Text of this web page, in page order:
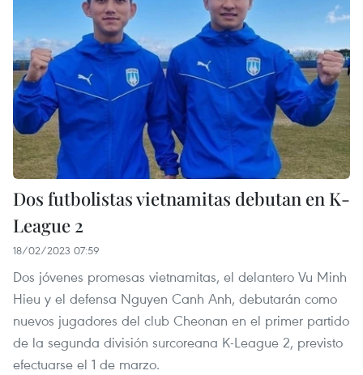
Dos futbolistas vietnamitas debutan en K-
League 2
18/02/2023 07:59
Dos jóvenes promesas vietnamitas, el delantero Vu Minh
Hieu y el defensa Nguyen Canh Anh, debutarán como
nuevos jugadores del club Cheonan en el primer partido
de la segunda división surcoreana K-League 2, previsto
efectuarse el 1 de marzo.